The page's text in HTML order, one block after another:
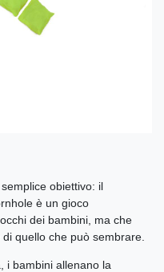
obiettivo: il
è un gioco
dei bambini, ma che
quello che può sembrare.
i bambini allenano la